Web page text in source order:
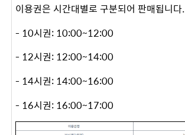
이용권은 시간대별로 구분되어 판매됩니다. ​
- 10시권: 10:00~12:00
- 12시권: 12:00~14:00
- 14시권: 14:00~16:00
- 16시권: 16:00~17:00